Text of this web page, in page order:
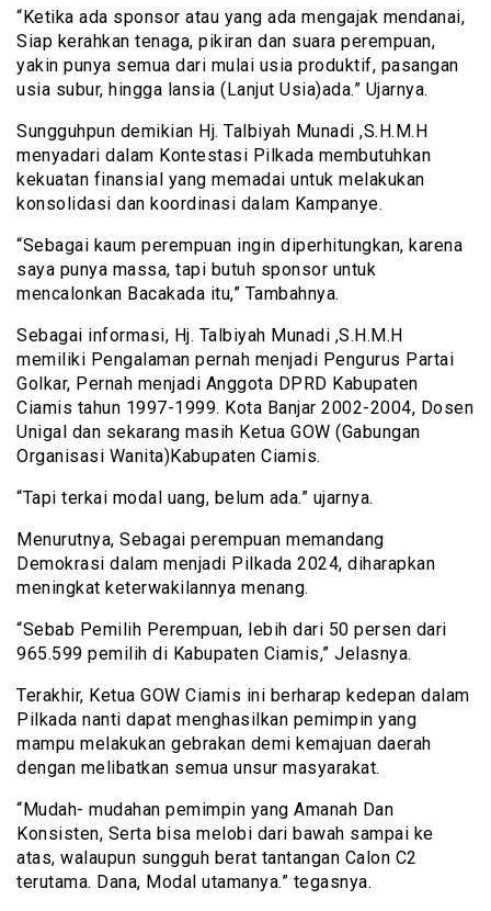
“Ketika ada sponsor atau yang ada mengajak mendanai,
Siap kerahkan tenaga, pikiran dan suara perempuan,
yakin punya semua dari mulai usia produktif, pasangan
usia subur, hingga lansia (Lanjut Usia)ada.” Ujarnya.
Sungguhpun demikian Hj. Talbiyah Munadi ,S.H.M.H
menyadari dalam Kontestasi Pilkada membutuhkan
kekuatan finansial yang memadai untuk melakukan
konsolidasi dan koordinasi dalam Kampanye.
“Sebagai kaum perempuan ingin diperhitungkan, karena
saya punya massa, tapi butuh sponsor untuk
mencalonkan Bacakada itu,” Tambahnya.
Sebagai informasi, Hj. Talbiyah Munadi ,S.H.M.H
memiliki Pengalaman pernah menjadi Pengurus Partai
Golkar, Pernah menjadi Anggota DPRD Kabupaten
Ciamis tahun 1997-1999. Kota Banjar 2002-2004, Dosen
Unigal dan sekarang masih Ketua GOW (Gabungan
Organisasi Wanita)Kabupaten Ciamis.
“Tapi terkai modal uang, belum ada.” ujarnya.
Menurutnya, Sebagai perempuan memandang
Demokrasi dalam menjadi Pilkada 2024, diharapkan
meningkat keterwakilannya menang.
“Sebab Pemilih Perempuan, lebih dari 50 persen dari
965.599 pemilih di Kabupaten Ciamis,” Jelasnya.
Terakhir, Ketua GOW Ciamis ini berharap kedepan dalam
Pilkada nanti dapat menghasilkan pemimpin yang
mampu melakukan gebrakan demi kemajuan daerah
dengan melibatkan semua unsur masyarakat.
“Mudah- mudahan pemimpin yang Amanah Dan
Konsisten, Serta bisa melobi dari bawah sampai ke
atas, walaupun sungguh berat tantangan Calon C2
terutama. Dana, Modal utamanya.” tegasnya.